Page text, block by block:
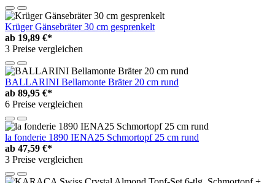
Krüger Gänsebräter 30 cm gesprenkelt
ab 19,89 €*
3 Preise vergleichen
BALLARINI Bellamonte Bräter 20 cm rund
ab 89,95 €*
6 Preise vergleichen
la fonderie 1890 IENA25 Schmortopf 25 cm rund
ab 47,59 €*
3 Preise vergleichen